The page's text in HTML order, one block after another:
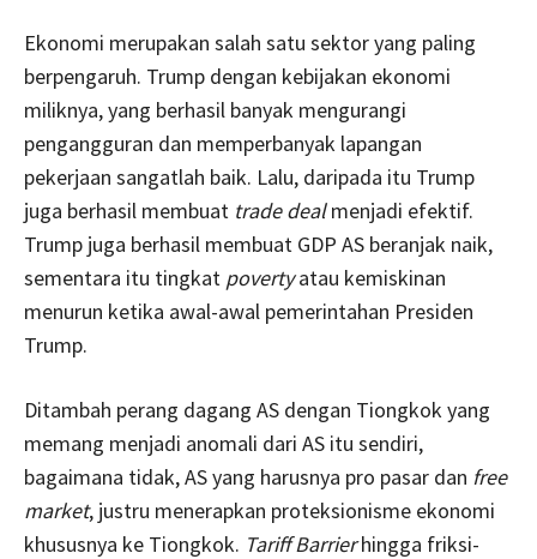
Ekonomi merupakan salah satu sektor yang paling
berpengaruh. Trump dengan kebijakan ekonomi
miliknya, yang berhasil banyak mengurangi
pengangguran dan memperbanyak lapangan
pekerjaan sangatlah baik. Lalu, daripada itu Trump
juga berhasil membuat trade dealmenjadi efektif.
Trump juga berhasil membuat GDP AS beranjak naik,
sementara itu tingkat povertyatau kemiskinan
menurun ketika awal-awal pemerintahan Presiden
Trump.
Ditambah perang dagang AS dengan Tiongkok yang
memang menjadi anomali dari AS itu sendiri,
bagaimana tidak, AS yang harusnya pro pasar dan free
market, justru menerapkan proteksionisme ekonomi
khususnya ke Tiongkok. Tariff Barrierhingga friksi-